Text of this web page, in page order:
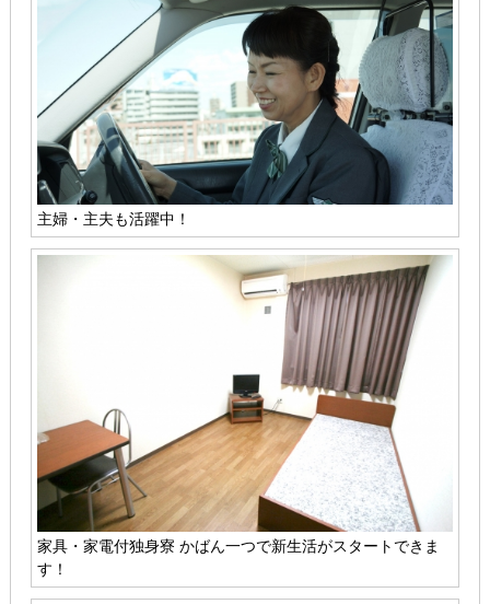
主婦・主夫も活躍中！
家具・家電付独身寮 かばん一つで新生活がスタートできま
す！